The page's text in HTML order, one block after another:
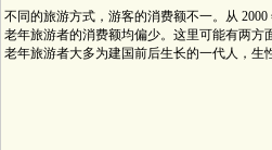
不同的旅游方式，游客的消费额不一。从
老年旅游者的消费额均偏少。这里可能有两
老年旅游者大多为建国前后生长的一代人，生